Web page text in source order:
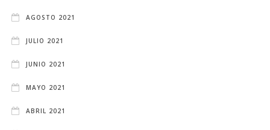
AGOSTO 2021
JULIO 2021
JUNIO 2021
MAYO 2021
ABRIL 2021